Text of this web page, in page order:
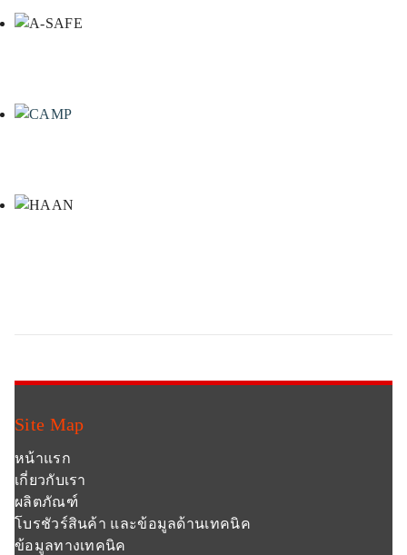
Site Map
หน้าแรก
เกี่ยวกับเรา
ผลิตภัณฑ์
โบรชัวร์สินค้า และข้อมูลด้านเทคนิค
ข้อมูลทางเทคนิค